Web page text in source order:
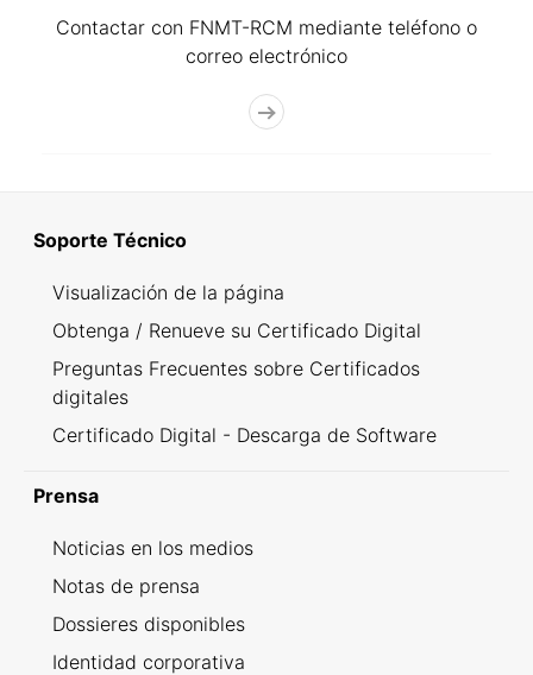
Contactar con FNMT-RCM mediante teléfono o
correo electrónico
Soporte Técnico
Visualización de la página
Obtenga / Renueve su Certificado Digital
Preguntas Frecuentes sobre Certificados
digitales
Certificado Digital - Descarga de Software
Prensa
Noticias en los medios
Notas de prensa
Dossieres disponibles
Identidad corporativa